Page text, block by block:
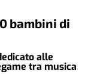
bambini di
alle
tra musica